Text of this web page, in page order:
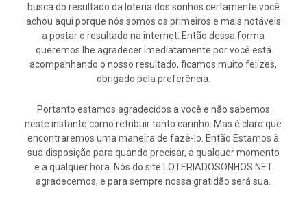
busca do resultado da loteria dos sonhos certamente você
achou aqui porque nós somos os primeiros e mais notáveis
a postar o resultado na internet. Então dessa forma
queremos lhe agradecer imediatamente por você está
acompanhando o nosso resultado, ficamos muito felizes,
obrigado pela preferência.
Portanto estamos agradecidos a você e não sabemos
neste instante como retribuir tanto carinho. Mas é claro que
encontraremos uma maneira de fazê-lo. Então Estamos à
sua disposição para quando precisar, a qualquer momento
e a qualquer hora. Nós do site LOTERIADOSONHOS.NET
agradecemos, e para sempre nossa gratidão será sua.